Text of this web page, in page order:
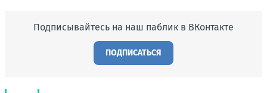
Подписывайтесь на наш паблик в ВКонтакте
ПОДПИСАТЬСЯ